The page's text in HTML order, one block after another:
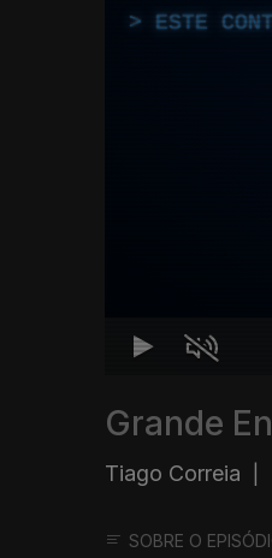
ESTE
Grande
Tiago Correia
SOBRE O